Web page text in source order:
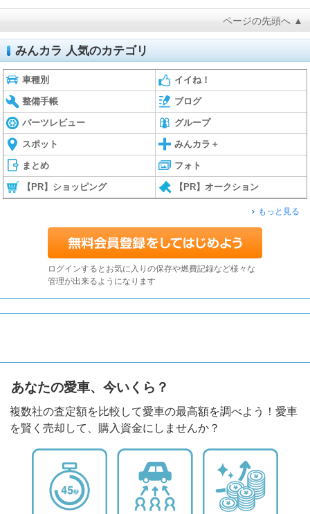
ページの先頭へ ▲
みんカラ 人気のカテゴリ
車種別 イイね！
整備手帳 ブログ
パーツレビュー グループ
スポット みんカラ＋
まとめ フォト
【PR】ショッピング 【PR】オークション
もっと見る
ログインするとお気に入りの保存や燃費記録など様々な
管理が出来るようになります
あなたの愛車、今いくら？
複数社の査定額を比較して愛車の最高額を調べよう！愛車
を賢く売却して、購入資金にしませんか？